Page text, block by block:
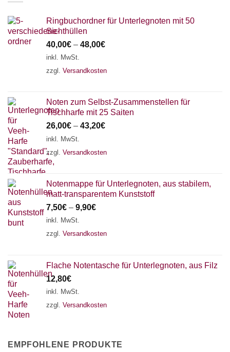
Ringbuchordner für Unterlegnoten mit 50
Sichthüllen
40,00€ – 48,00€
inkl. MwSt.
zzgl. Versandkosten
Noten zum Selbst-Zusammenstellen für
Tischharfe mit 25 Saiten
26,00€ – 43,20€
inkl. MwSt.
zzgl. Versandkosten
Notenmappe für Unterlegnoten, aus stabilem,
matt-transparentem Kunststoff
7,50€ – 9,90€
inkl. MwSt.
zzgl. Versandkosten
Flache Notentasche für Unterlegnoten, aus Filz
12,80€
inkl. MwSt.
zzgl. Versandkosten
EMPFOHLENE PRODUKTE